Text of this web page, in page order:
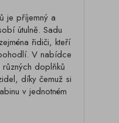
je příjemný a
útulně. Sadu
řidiči, kteří
V nabídce
doplňků
díky čemuž si
v jednotném